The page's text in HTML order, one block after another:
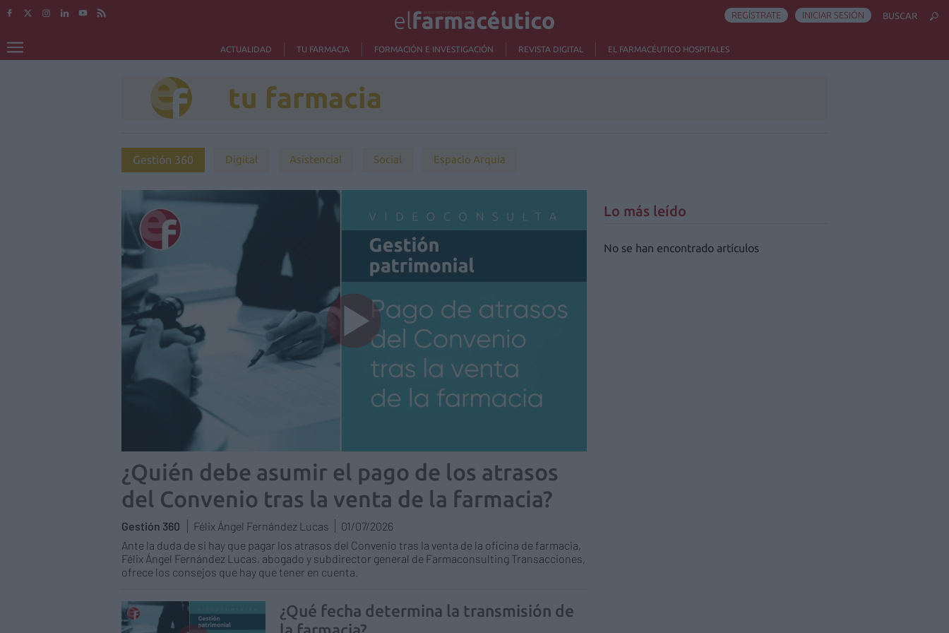
ACTUALIDAD TU FARMACIA FORMACIÓN E INVESTIGACIÓN REVISTA DIGITAL EL FARMACÉUTICO HOSPITALES
REGÍSTRATE INICIAR SESIÓN BUSCAR
tu farmacia
Gestión 360 Digital Asistencial Social Espacio Arquia
¿Quién debe asumir el pago de los atrasos
del Convenio tras la venta de la farmacia?
Gestión 360 Félix Ángel Fernández Lucas
01/07/2026
Ante la duda de si hay que pagar los atrasos del Convenio tras la venta de la oficina de farmacia,
Félix Ángel Fernández Lucas, abogado y subdirector general de Farmaconsulting Transacciones,
ofrece los consejos que hay que tener en cuenta.
¿Qué fecha determina la transmisión de
Lo más leído
No se han encontrado artículos